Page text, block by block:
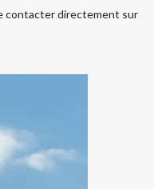
contacter directement sur